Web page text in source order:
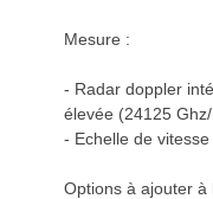
Mesure :
- Radar doppler
élevée (24125 Ghz/
- Echelle de
Options à ajouter